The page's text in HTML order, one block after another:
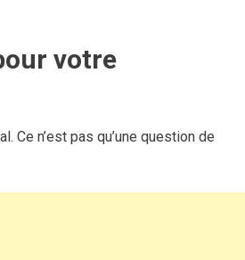
votre
Ce n’est pas qu’une question de